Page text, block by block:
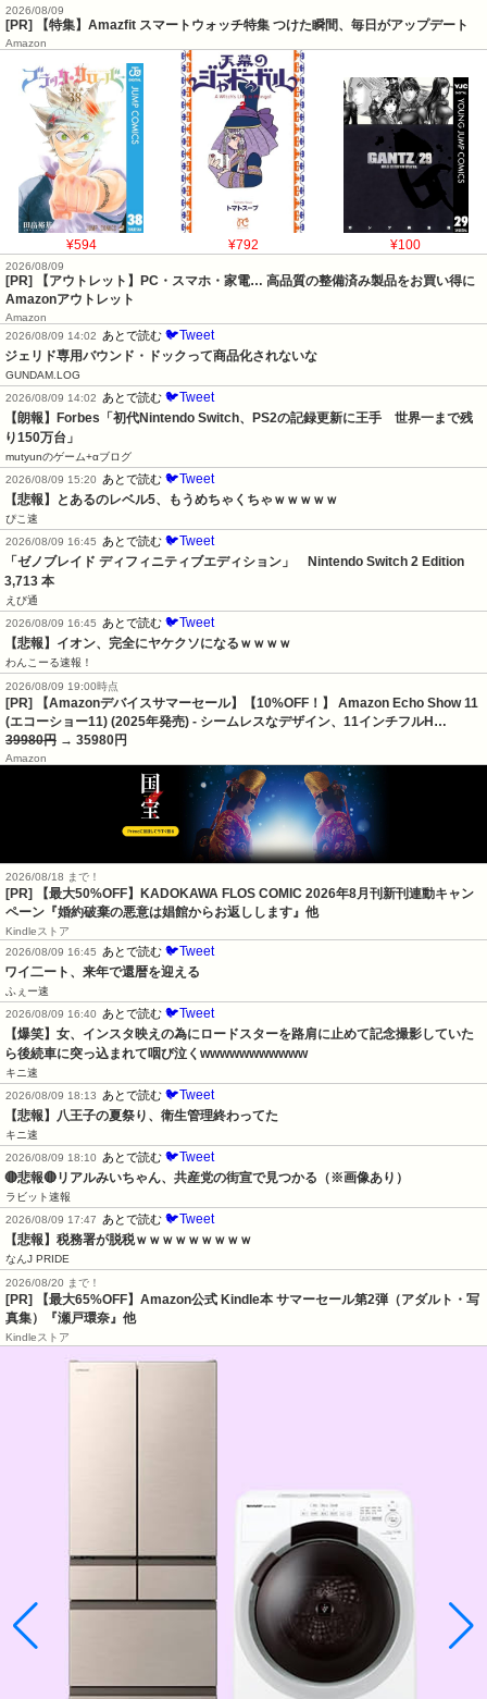
2026/08/09
[PR] 【特集】Amazfit スマートウォッチ特集 つけた瞬間、毎日がアップデート
Amazon
¥594 ¥792 ¥100
2026/08/09
[PR] 【アウトレット】PC・スマホ・家電… 高品質の整備済み製品をお買い得に
Amazonアウトレット
Amazon
2026/08/09 14:02
あとで読む 🐦Tweet
ジェリド専用バウンド・ドックって商品化されないな
GUNDAM.LOG
2026/08/09 14:02
あとで読む 🐦Tweet
【朗報】Forbes「初代Nintendo Switch、PS2の記録更新に王手　世界一まで残
り150万台」
mutyunのゲーム+αブログ
2026/08/09 15:20
あとで読む 🐦Tweet
【悲報】とあるのレベル5、もうめちゃくちゃｗｗｗｗｗ
ぴこ速
2026/08/09 16:45
あとで読む 🐦Tweet
「ゼノブレイド ディフィニティブエディション」　Nintendo Switch 2 Edition
3,713 本
えび通
2026/08/09 16:45
あとで読む 🐦Tweet
【悲報】イオン、完全にヤケクソになるｗｗｗｗ
わんこーる速報！
2026/08/09 19:00時点
[PR] 【Amazonデバイスサマーセール】【10%OFF！】 Amazon Echo Show 11
(エコーショー11) (2025年発売) - シームレスなデザイン、11インチフルH…
39980円 → 35980円
Amazon
2026/08/18 まで！
[PR] 【最大50%OFF】KADOKAWA FLOS COMIC 2026年8月刊新刊連動キャン
ペーン『婚約破棄の悪意は娼館からお返しします』他
Kindleストア
2026/08/09 16:45
あとで読む 🐦Tweet
ワイ二ート、来年で還暦を迎える
ふぇー速
2026/08/09 16:40
あとで読む 🐦Tweet
【爆笑】女、インスタ映えの為にロードスターを路肩に止めて記念撮影していた
ら後続車に突っ込まれて咽び泣くwwwwwwwwwww
キニ速
2026/08/09 18:13
あとで読む 🐦Tweet
【悲報】八王子の夏祭り、衛生管理終わってた
キニ速
2026/08/09 18:10
あとで読む 🐦Tweet
🔴悲報🔴リアルみいちゃん、共産党の街宣で見つかる（※画像あり）
ラビット速報
2026/08/09 17:47
あとで読む 🐦Tweet
【悲報】税務署が脱税ｗｗｗｗｗｗｗｗｗ
なんJ PRIDE
2026/08/20 まで！
[PR]
【最大65%OFF】Amazon公式 Kindle本 サマーセール第2弾（アダルト・写
真集）『瀬戸環奈』他
Kindleストア